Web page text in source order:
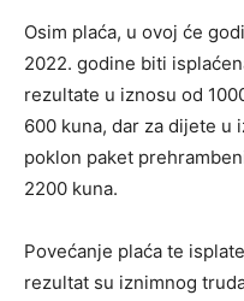
Osim plaća, u ovoj će
2022. godine biti
rezultate u iznosu od
600 kuna, dar za dijete u
poklon paket
2200 kuna.
Povećanje plaća te
rezultat su iznimnog